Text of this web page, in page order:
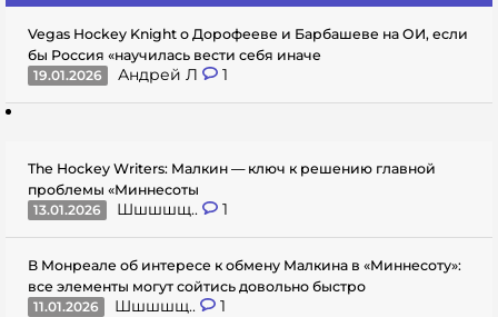
Vegas Hockey Knight о Дорофееве и Барбашеве на ОИ, если
бы Россия «научилась вести себя иначе
19.01.2026
Андрей Л 1
The Hockey Writers: Малкин — ключ к решению главной
проблемы «Миннесоты
13.01.2026
Шшшшщ.. 1
В Монреале об интересе к обмену Малкина в «Миннесоту»:
все элементы могут сойтись довольно быстро
11.01.2026
Шшшшщ.. 1